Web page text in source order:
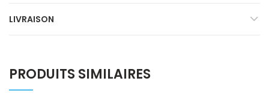
LIVRAISON
PRODUITS SIMILAIRES